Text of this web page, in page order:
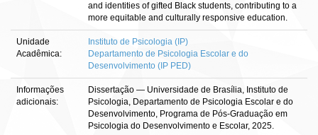
and identities of gifted Black students, contributing to a
more equitable and culturally responsive education.
Unidade
Acadêmica:
Instituto de Psicologia (IP)
Departamento de Psicologia Escolar e do
Desenvolvimento (IP PED)
Informações
adicionais:
Dissertação — Universidade de Brasília, Instituto de
Psicologia, Departamento de Psicologia Escolar e do
Desenvolvimento, Programa de Pós-Graduação em
Psicologia do Desenvolvimento e Escolar, 2025.